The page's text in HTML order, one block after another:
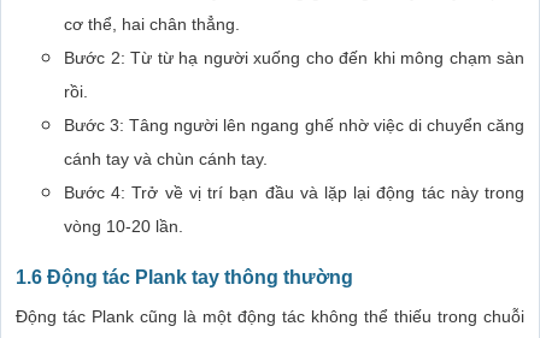
cơ thể, hai chân thẳng.
Bước 2: Từ từ hạ người xuống cho đến khi mông chạm sàn
rồi.
Bước 3: Tâng người lên ngang ghế nhờ việc di chuyển căng
cánh tay và chùn cánh tay.
Bước 4: Trở về vị trí bạn đầu và lặp lại động tác này trong
vòng 10-20 lần.
1.6 Động tác Plank tay thông thường
Động tác Plank cũng là một động tác không thể thiếu trong chuỗi